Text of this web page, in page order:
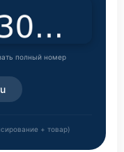
полный номер
+ товар)